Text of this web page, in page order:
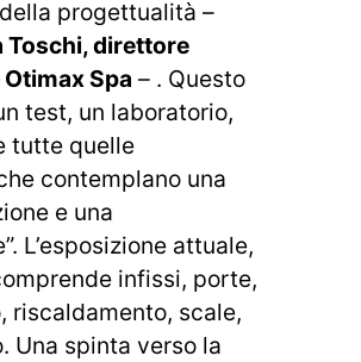
progettualità –
Toschi, direttore
Spa – . Questo
test, un laboratorio,
tutte quelle
contemplano una
e una
L’esposizione attuale,
infissi, porte,
riscaldamento, scale,
Una spinta verso la